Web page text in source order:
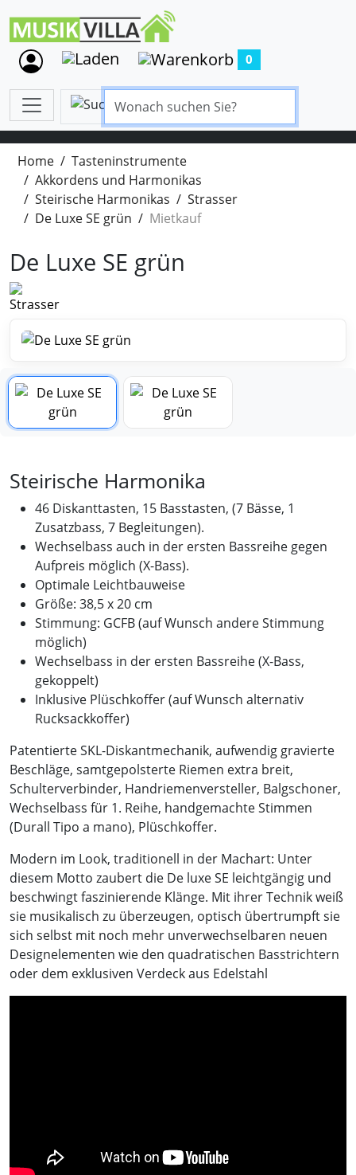
0
Home
Tasteninstrumente
Akkordens und Harmonikas
Steirische Harmonikas
Strasser
De Luxe SE grün
Mietkauf
De Luxe SE grün
Steirische Harmonika
46 Diskanttasten, 15 Basstasten, (7 Bässe, 1
Zusatzbass, 7 Begleitungen).
Wechselbass auch in der ersten Bassreihe gegen
Aufpreis möglich (X-Bass).
Optimale Leichtbauweise
Größe: 38,5 x 20 cm
Stimmung: GCFB (auf Wunsch andere Stimmung
möglich)
Wechselbass in der ersten Bassreihe (X-Bass,
gekoppelt)
Inklusive Plüschkoffer (auf Wunsch alternativ
Rucksackkoffer)
Patentierte SKL-Diskantmechanik, aufwendig gravierte
Beschläge, samtgepolsterte Riemen extra breit,
Schulterverbinder, Handriemenversteller, Balgschoner,
Wechselbass für 1. Reihe, handgemachte Stimmen
(Durall Tipo a mano), Plüschkoffer.
Modern im Look, traditionell in der Machart: Unter
diesem Motto zaubert die De luxe SE leichtgängig und
beschwingt faszinierende Klänge. Mit ihrer Technik weiß
sie musikalisch zu überzeugen, optisch übertrumpft sie
sich selbst mit noch mehr unverwechselbaren neuen
Designelementen wie den quadratischen Basstrichtern
oder dem exklusiven Verdeck aus Edelstahl